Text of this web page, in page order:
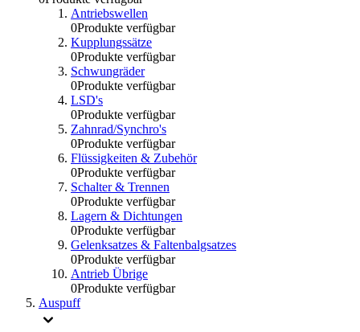
Antriebswellen
0Produkte verfügbar
Kupplungssätze
0Produkte verfügbar
Schwungräder
0Produkte verfügbar
LSD's
0Produkte verfügbar
Zahnrad/Synchro's
0Produkte verfügbar
Flüssigkeiten & Zubehör
0Produkte verfügbar
Schalter & Trennen
0Produkte verfügbar
Lagern & Dichtungen
0Produkte verfügbar
Gelenksatzes & Faltenbalgsatzes
0Produkte verfügbar
Antrieb Übrige
0Produkte verfügbar
Auspuff